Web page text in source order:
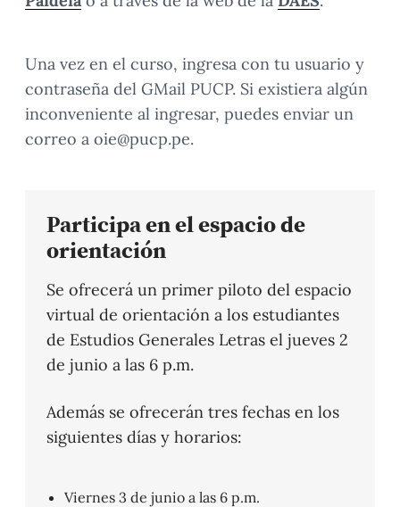
Una vez en el curso, ingresa con tu usuario y
contraseña del GMail PUCP. Si existiera algún
inconveniente al ingresar, puedes enviar un
correo a oie@pucp.pe.
Participa en el espacio de
orientación
Se ofrecerá un primer piloto del espacio
virtual de orientación a los estudiantes
de Estudios Generales Letras el jueves 2
de junio a las 6 p.m.
Además se ofrecerán tres fechas en los
siguientes días y horarios:
Viernes 3 de junio a las 6 p.m.